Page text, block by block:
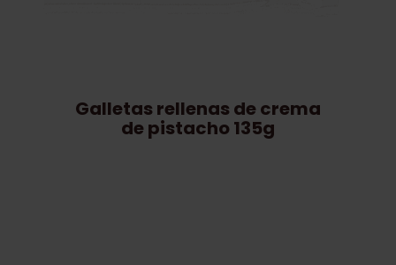
Galletas rellenas de crema
de pistacho 135g